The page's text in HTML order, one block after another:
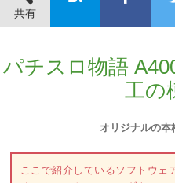
共有
パチスロ物語
工の
オリジナルの本
ここで紹介しているソフトウェ